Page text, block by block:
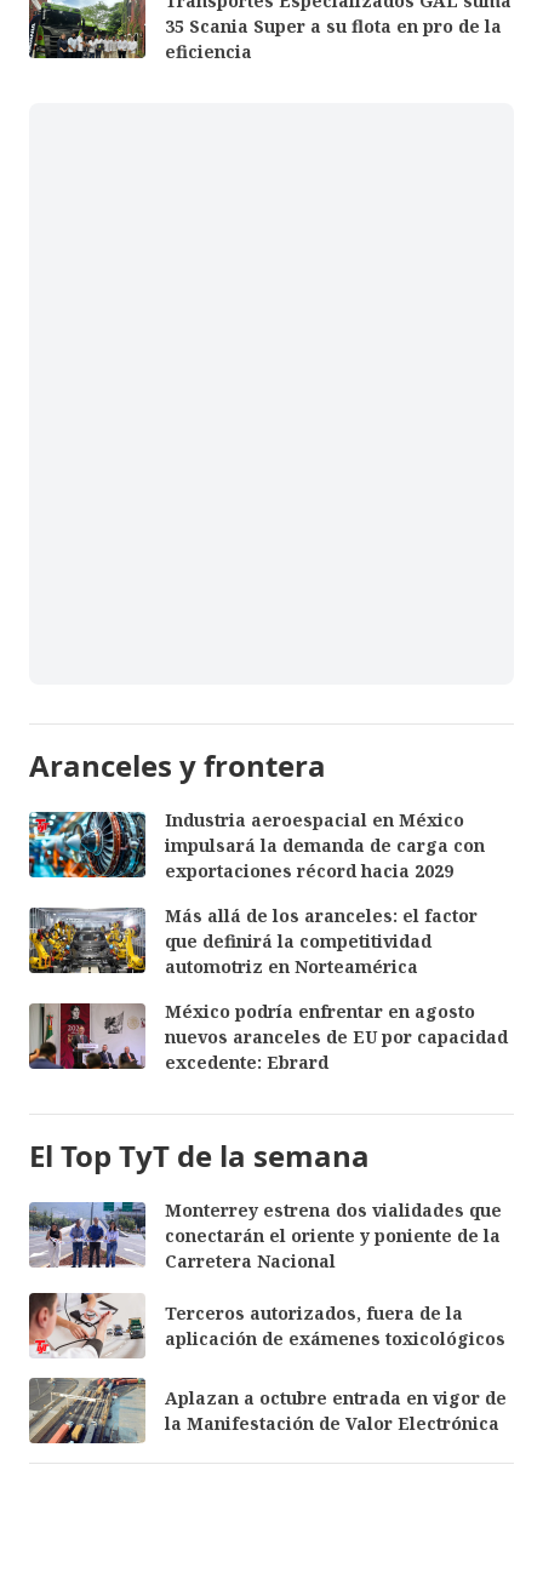
35 Scania Super a su flota en pro de la
eficiencia
Aranceles y frontera
Industria aeroespacial en México
impulsará la demanda de carga con
exportaciones récord hacia 2029
Más allá de los aranceles: el factor
que definirá la competitividad
automotriz en Norteamérica
México podría enfrentar en agosto
nuevos aranceles de EU por capacidad
excedente: Ebrard
El Top TyT de la semana
Monterrey estrena dos vialidades que
conectarán el oriente y poniente de la
Carretera Nacional
Terceros autorizados, fuera de la
aplicación de exámenes toxicológicos
Aplazan a octubre entrada en vigor de
la Manifestación de Valor Electrónica